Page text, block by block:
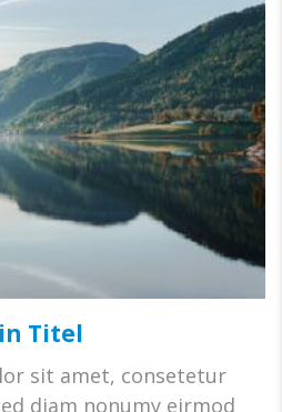
Titel
sit amet, consetetur
diam nonumy eirmod